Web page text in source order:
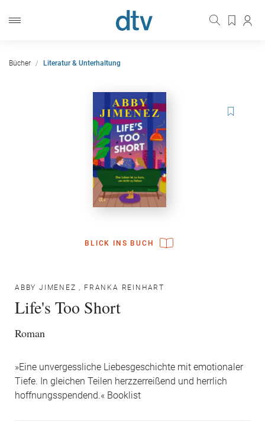
Bücher Literatur & Unterhaltung
BLICK INS BUCH
ABBY JIMENEZ , FRANKA REINHART
Life's Too Short
Roman
»Eine unvergessliche Liebesgeschichte mit emotionaler
Tiefe. In gleichen Teilen herzzerreißend und herrlich
hoffnungsspendend.« Booklist